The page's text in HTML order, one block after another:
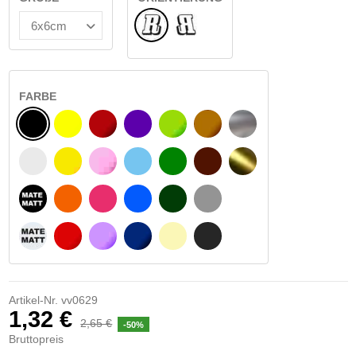
NormaleUmgedreht
FARBE
SCHWARZ
WEIß
MATTSCHWARZ
MATTWEIß
GELB
GELBES SIGNAL
ORANGE
ROT
BURGUND
ROSE
FUCHSIA
LILA
VIOLETT
HELLBLAU
BLAU
DUNKELBLAU
HELLGRÜN
GRÜN
DUNKELGRÜN
BEIGE
HASELNUSS
DUNKELBRAUN
HELLGRAU
DUNKELGRAU
SILBER
GOLD
Artikel-Nr. vv0629
1,32 € 2,65 € -50%
Bruttopreis